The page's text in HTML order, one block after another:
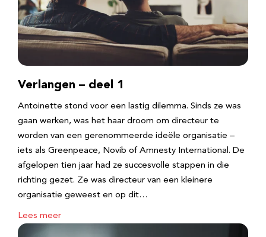
Verlangen – deel 1
Antoinette stond voor een lastig dilemma. Sinds ze was
gaan werken, was het haar droom om directeur te
worden van een gerenommeerde ideële organisatie –
iets als Greenpeace, Novib of Amnesty International. De
afgelopen tien jaar had ze succesvolle stappen in die
richting gezet. Ze was directeur van een kleinere
organisatie geweest en op dit…
Lees meer